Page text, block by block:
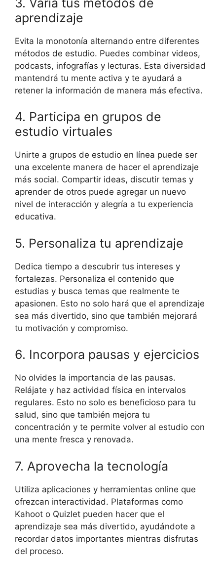
aprendizaje
Evita la monotonía alternando entre diferentes
métodos de estudio. Puedes combinar videos,
podcasts, infografías y lecturas. Esta diversidad
mantendrá tu mente activa y te ayudará a
retener la información de manera más efectiva.
4. Participa en grupos de
estudio virtuales
Unirte a grupos de estudio en línea puede ser
una excelente manera de hacer el aprendizaje
más social. Compartir ideas, discutir temas y
aprender de otros puede agregar un nuevo
nivel de interacción y alegría a tu experiencia
educativa.
5. Personaliza tu aprendizaje
Dedica tiempo a descubrir tus intereses y
fortalezas. Personaliza el contenido que
estudias y busca temas que realmente te
apasionen. Esto no solo hará que el aprendizaje
sea más divertido, sino que también mejorará
tu motivación y compromiso.
6. Incorpora pausas y ejercicios
No olvides la importancia de las pausas.
Relájate y haz actividad física en intervalos
regulares. Esto no solo es beneficioso para tu
salud, sino que también mejora tu
concentración y te permite volver al estudio con
una mente fresca y renovada.
7. Aprovecha la tecnología
Utiliza aplicaciones y herramientas online que
ofrezcan interactividad. Plataformas como
Kahoot o Quizlet pueden hacer que el
aprendizaje sea más divertido, ayudándote a
recordar datos importantes mientras disfrutas
del proceso.